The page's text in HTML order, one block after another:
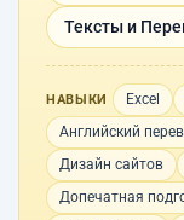
Тексты и
НАВЫКИ Excel
Английский
Дизайн сайтов
Допечатная